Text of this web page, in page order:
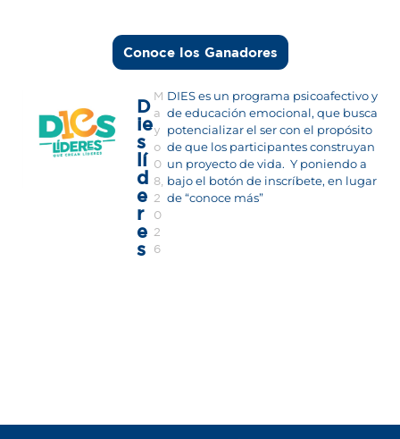
Conoce los Ganadores
D
ie
s
lí
d
e
r
e
s
M
a
y
o
0
8,
2
0
2
6
DIES es un programa psicoafectivo y
de educación emocional, que busca
potencializar el ser con el propósito
de que los participantes construyan
un proyecto de vida. Y poniendo a
bajo el botón de inscríbete, en lugar
de “conoce más”